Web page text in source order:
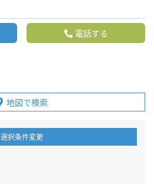
電話する
地図で検索
選択条件変更